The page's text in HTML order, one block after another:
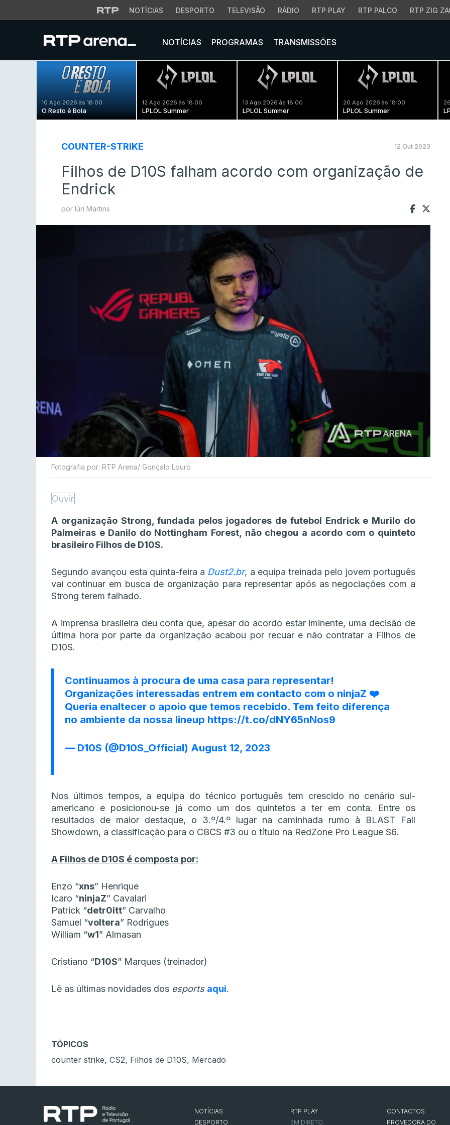
NOTÍCIAS DESPORTO TELEVISÃO RÁDIO RTP PLAY RTP PALCO RTP ZIG
NOTÍCIAS PROGRAMAS TRANSMISSÕES
10 Ago 2026 às 18:00
O Resto é Bola
12 Ago 2026 às 18:00
LPLOL Summer
13 Ago 2026 às 18:00
LPLOL Summer
20 Ago 2026 às 18:00
LPLOL Summer
COUNTER-STRIKE 12 Out 2023
Filhos de D10S falham acordo com organização de
Endrick
por Iúri Martins
Fotografia por: RTP Arena/ Gonçalo Louro
Ouvir
A organização Strong, fundada pelos jogadores de futebol Endrick e Murilo do
Palmeiras e Danilo do Nottingham Forest, não chegou a acordo com o quinteto
brasileiro Filhos de D10S.
Segundo avançou esta quinta-feira a Dust2.br, a equipa treinada pelo jovem português
vai continuar em busca de organização para representar após as negociações com a
Strong terem falhado.
A imprensa brasileira deu conta que, apesar do acordo estar iminente, uma decisão de
última hora por parte da organização acabou por recuar e não contratar a Filhos de
D10S.
Continuamos à procura de uma casa para representar!
Organizações interessadas entrem em contacto com o ninjaZ ❤️
Queria enaltecer o apoio que temos recebido. Tem feito diferença
no ambiente da nossa lineup https://t.co/dNY65nNos9
— D10S (@D10S_Official) August 12, 2023
Nos últimos tempos, a equipa do técnico português tem crescido no cenário sul-
americano e posicionou-se já como um dos quintetos a ter em conta. Entre os
resultados de maior destaque, o 3.º/4.º lugar na caminhada rumo à BLAST Fall
Showdown, a classificação para o CBCS #3 ou o título na RedZone Pro League S6.
A Filhos de D10S é composta por:
Enzo “xns” Henrique
Icaro “ninjaZ” Cavalari
Patrick “detr0itt” Carvalho
Samuel “voltera” Rodrigues
William “w1” Almasan
Cristiano “D10S” Marques (treinador)
Lê as últimas novidades dos esports aqui.
TÓPICOS
counter strike, CS2, Filhos de D10S, Mercado
NOTÍCIAS
DESPORTO
RTP PLAY
EM DIRETO
CONTACTOS
PROVEDORA DO